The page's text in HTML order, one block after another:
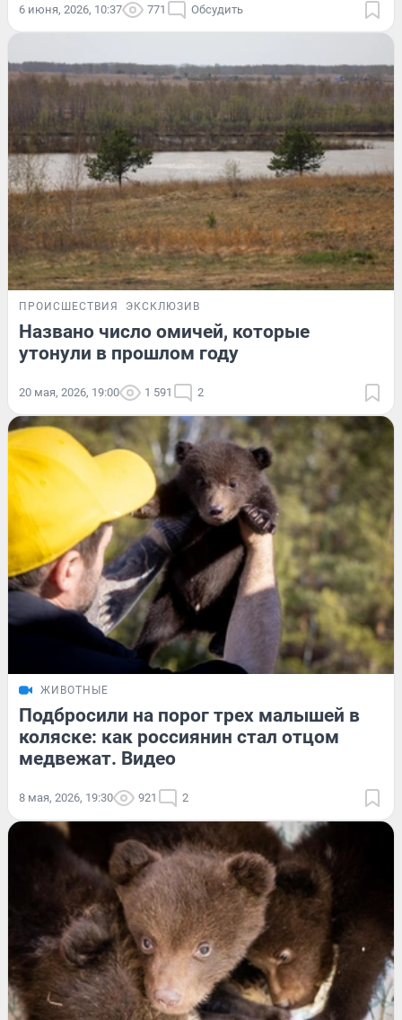
6 июня, 2026, 10:37 771 Обсудить
ПРОИСШЕСТВИЯ ЭКСКЛЮЗИВ
Названо число омичей, которые
утонули в прошлом году
20 мая, 2026, 19:00 1 591 2
ЖИВОТНЫЕ
Подбросили на порог трех малышей в
коляске: как россиянин стал отцом
медвежат. Видео
8 мая, 2026, 19:30 921 2